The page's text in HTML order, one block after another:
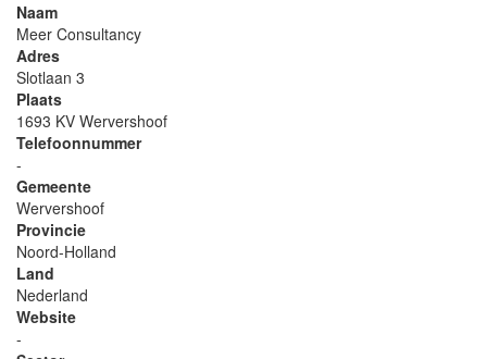
Naam
Meer Consultancy
Adres
Slotlaan 3
Plaats
1693 KV Wervershoof
Telefoonnummer
-
Gemeente
Wervershoof
Provincie
Noord-Holland
Land
Nederland
Website
-